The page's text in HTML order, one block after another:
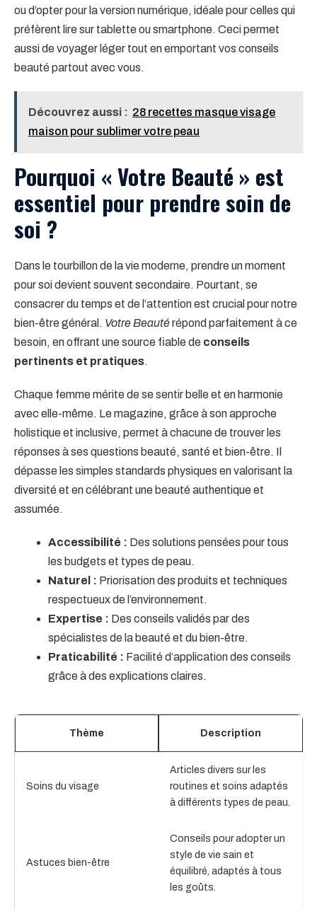
ou d’opter pour la version numérique, idéale pour celles qui
préfèrent lire sur tablette ou smartphone. Ceci permet
aussi de voyager léger tout en emportant vos conseils
beauté partout avec vous.
Découvrez aussi : 28 recettes masque visage
maison pour sublimer votre peau
Pourquoi « Votre Beauté » est
essentiel pour prendre soin de
soi ?
Dans le tourbillon de la vie moderne, prendre un moment
pour soi devient souvent secondaire. Pourtant, se
consacrer du temps et de l’attention est crucial pour notre
bien-être général. Votre Beautérépond parfaitement à ce
besoin, en offrant une source fiable de conseils
pertinents et pratiques.
Chaque femme mérite de se sentir belle et en harmonie
avec elle-même. Le magazine, grâce à son approche
holistique et inclusive, permet à chacune de trouver les
réponses à ses questions beauté, santé et bien-être. Il
dépasse les simples standards physiques en valorisant la
diversité et en célébrant une beauté authentique et
assumée.
Accessibilité : Des solutions pensées pour tous
les budgets et types de peau.
Naturel : Priorisation des produits et techniques
respectueux de l’environnement.
Expertise : Des conseils validés par des
spécialistes de la beauté et du bien-être.
Praticabilité : Facilité d’application des conseils
grâce à des explications claires.
Thème Description
Soins du visage
Articles divers sur les
routines et soins adaptés
à différents types de peau.
Astuces bien-être
Conseils pour adopter un
style de vie sain et
équilibré, adaptés à tous
les goûts.